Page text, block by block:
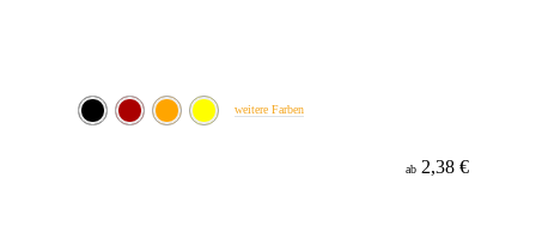
weitere Farben
ab 2,38 €